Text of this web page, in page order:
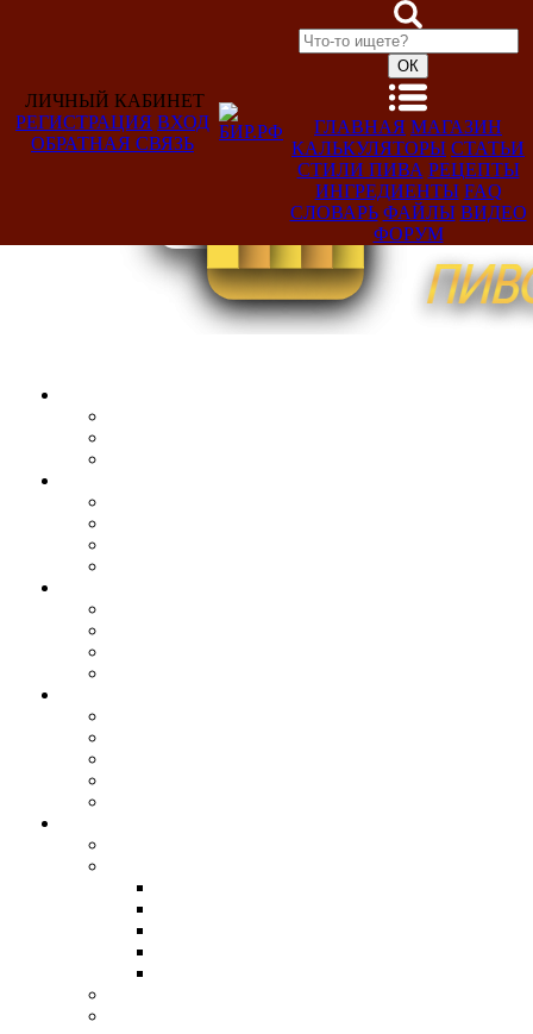
Добро
ЛИЧНЫЙ КАБИНЕТ
РЕГИСТРАЦИЯ ВХОД
ОБРАТНАЯ СВЯЗЬ
ГЛАВНАЯ МАГАЗИН
КАЛЬКУЛЯТОРЫ СТАТЬИ
СТИЛИ ПИВА РЕЦЕПТЫ
ИНГРЕДИЕНТЫ FAQ
СЛОВАРЬ ФАЙЛЫ ВИДЕО
ФОРУМ